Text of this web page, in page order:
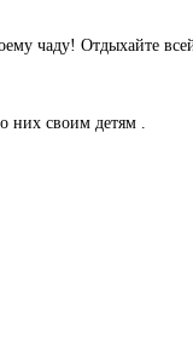
чаду! Отдыхайте
них своим детям .